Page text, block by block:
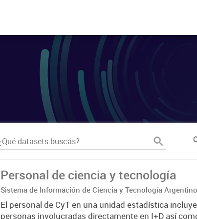
Personal de ciencia y tecnología
Sistema de Información de Ciencia y Tecnología Argentino
El personal de CyT en una unidad estadística
personas involucradas directamente en I+D así